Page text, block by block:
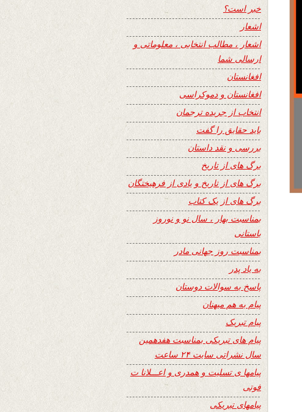
خبر است؟
اشعار
اشعار ، مطالب انتخابی ، معلوماتی و
ارسالی شما
افغانستان
افغانستان و دموکراسی
انتخاب از جریده ترجمان
باید حقایق را گفت
بررسی و نقد داستان
برگ های از تاریخ
برگ های از تاریخ و یادی از فرهیختگان
برگ های از یک کتاب
بمناسبت بهار ، سال نو و نوروز
باستانی
بمناسبت روز جهانی مادر
به یاد پدر
پاسخ به سوالات دوستان
پیام به هم میهنان
پیام تبریک
پیام های تبریکی بمناسبت هفدهمین
سال نشراتی سایت ۲۴ ساعت
پیامها ی تسلیت و همدری و اعـــلانا ت
فوتی
پیامهای تبریکی